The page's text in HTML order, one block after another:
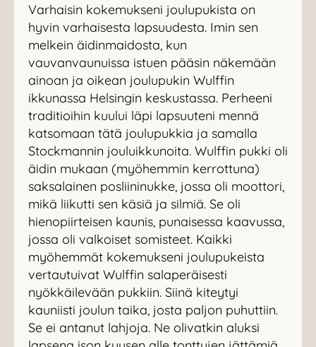
Varhaisin kokemukseni joulupukista on
hyvin varhaisesta lapsuudesta. Imin sen
melkein äidinmaidosta, kun
vauvanvaunuissa istuen pääsin näkemään
ainoan ja oikean joulupukin Wulffin
ikkunassa Helsingin keskustassa. Perheeni
traditioihin kuului läpi lapsuuteni mennä
katsomaan tätä joulupukkia ja samalla
Stockmannin jouluikkunoita. Wulffin pukki oli
äidin mukaan (myöhemmin kerrottuna)
saksalainen posliininukke, jossa oli moottori,
mikä liikutti sen käsiä ja silmiä. Se oli
hienopiirteisen kaunis, punaisessa kaavussa,
jossa oli valkoiset somisteet. Kaikki
myöhemmät kokemukseni joulupukeista
vertautuivat Wulffin salaperäisesti
nyökkäilevään pukkiin. Siinä kiteytyi
kauniisti joulun taika, josta paljon puhuttiin.
Se ei antanut lahjoja. Ne olivatkin aluksi